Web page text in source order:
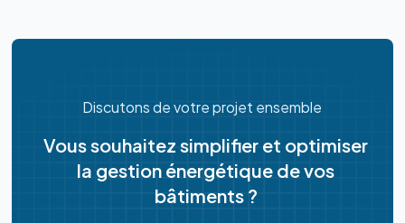
Discutons de votre projet ensemble
Vous souhaitez simplifier et optimiser
la gestion énergétique de vos
bâtiments ?